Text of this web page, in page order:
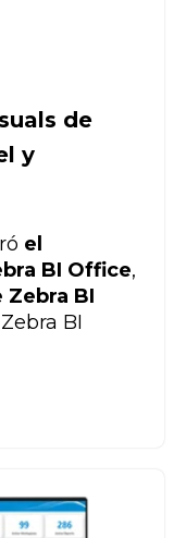
de
y
el
BI Office,
Zebra BI
BI